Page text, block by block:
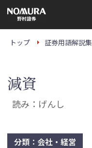
の
ー
トップ 証券用語解説集
減資
読み：げんし
分類：会社・経営